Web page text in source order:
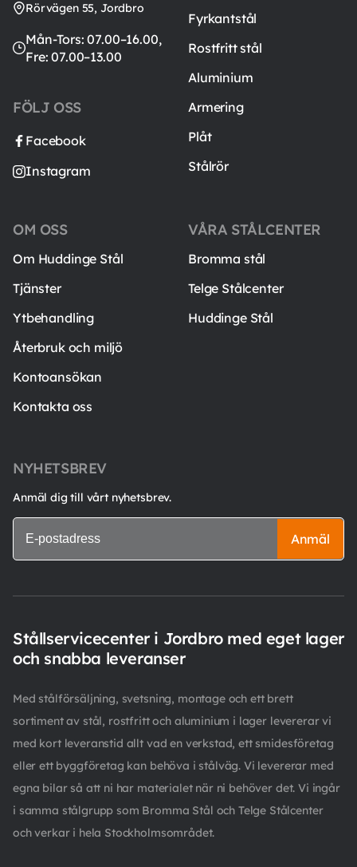
Rörvägen 55, Jordbro
Mån-Tors: 07.00–16.00,
Fre: 07.00–13.00
FÖLJ OSS
Facebook
Instagram
Fyrkantstål
Rostfritt stål
Aluminium
Armering
Plåt
Stålrör
VÅRA STÅLCENTER
Bromma stål
Telge Stålcenter
Huddinge Stål
OM OSS
Om Huddinge Stål
Tjänster
Ytbehandling
Återbruk och miljö
Kontoansökan
Kontakta oss
NYHETSBREV
Anmäl dig till vårt nyhetsbrev.
Anmäl
Stållservicecenter i Jordbro med eget lager
och snabba leveranser
Med stålförsäljning, svetsning, montage och ett brett
sortiment av stål, rostfritt och aluminium i lager levererar vi
med kort leveranstid allt vad en verkstad, ett smidesföretag
eller ett byggföretag kan behöva i stålväg. Vi levererar med
egna bilar så att ni har materialet när ni behöver det. Vi ingår
i samma stålgrupp som Bromma Stål och Telge Stålcenter
och verkar i hela Stockholmsområdet.